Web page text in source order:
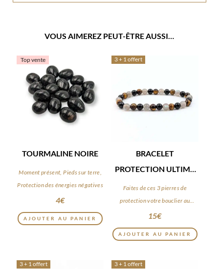
VOUS AIMEREZ PEUT-ÊTRE AUSSI…
Top vente
TOURMALINE NOIRE
Moment présent, Pieds sur terre,
Protection des énergies négatives
4€
AJOUTER AU PANIER
3 + 1 offert
BRACELET
PROTECTION ULTIME
6MM
Faites de ces 3 pierres de
protection votre bouclier au
quotidien
15€
AJOUTER AU PANIER
3 + 1 offert 3 + 1 offert